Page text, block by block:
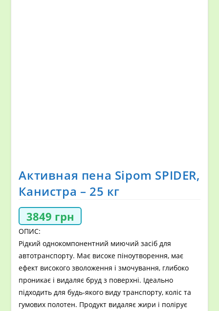
Активная пена Sipom SPIDER,
Канистра – 25 кг
3849 грн
ОПИС:
Рідкий однокомпонентний миючий засіб для
автотранспорту. Має високе піноутворення, має
ефект високого зволоження і змочування, глибоко
проникає і видаляє бруд з поверхні. Ідеально
підходить для будь-якого виду транспорту, коліс та
гумових полотен. Продукт видаляє жири і полірує